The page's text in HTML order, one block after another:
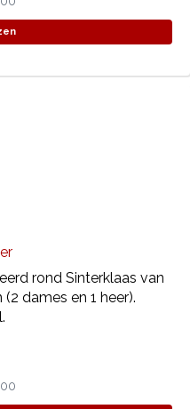
rond Sinterklaas van
dames en 1 heer).